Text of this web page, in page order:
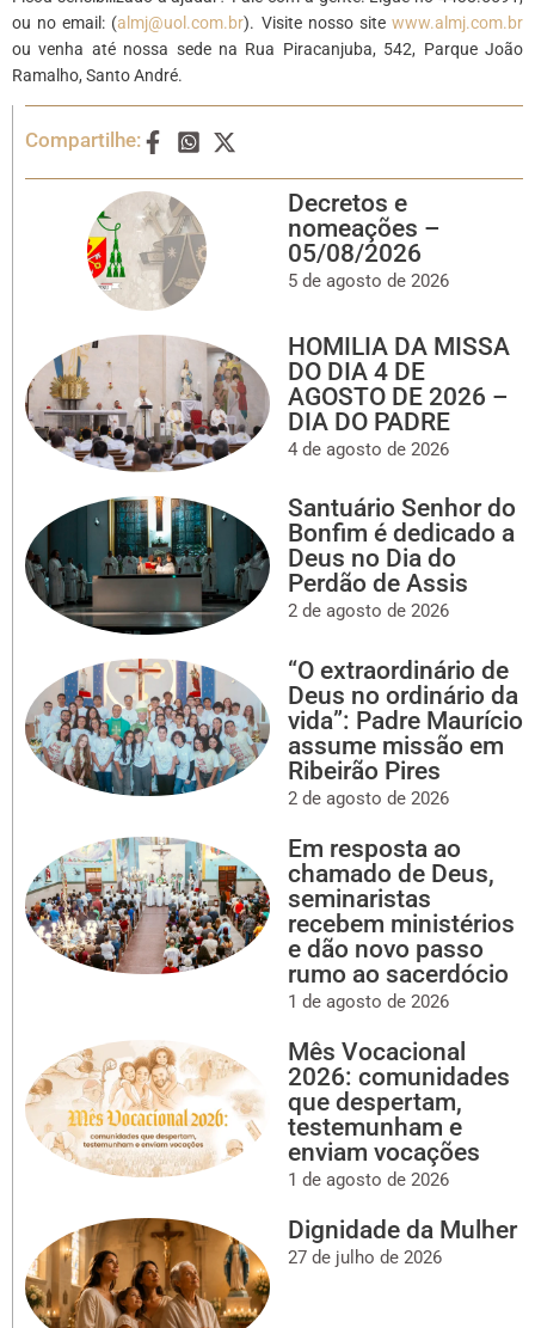
ou no email: (almj@uol.com.br). Visite nosso sitewww.almj.com.br
ou venha até nossa sede na Rua Piracanjuba, 542, Parque João
Ramalho, Santo André.
Compartilhe:
Decretos e
nomeações –
05/08/2026
5 de agosto de 2026
HOMILIA DA MISSA
DO DIA 4 DE
AGOSTO DE 2026 –
DIA DO PADRE
4 de agosto de 2026
Santuário Senhor do
Bonfim é dedicado a
Deus no Dia do
Perdão de Assis
2 de agosto de 2026
“O extraordinário de
Deus no ordinário da
vida”: Padre Maurício
assume missão em
Ribeirão Pires
2 de agosto de 2026
Em resposta ao
chamado de Deus,
seminaristas
recebem ministérios
e dão novo passo
rumo ao sacerdócio
1 de agosto de 2026
Mês Vocacional
2026: comunidades
que despertam,
testemunham e
enviam vocações
1 de agosto de 2026
Dignidade da Mulher
27 de julho de 2026